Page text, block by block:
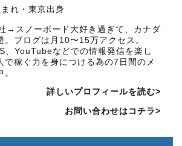
れ・東京出身
→スノーボード大好き過ぎて、カナダ
。ブログは月10〜15万アクセス。
、YouTubeなどでの情報発信を楽し
で稼ぐ力を身につける為の7日間のメ
詳しいプロフィールを読む>
お問い合わせはコチラ>